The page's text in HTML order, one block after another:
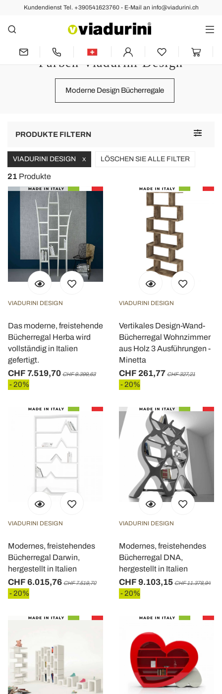
Kundendienst Tel. +390541623760 - E-Mail an info@viadurini.ch
Bücherregale, und Kinder
Bücherregale mit anpassbaren
Farben Viadurini Design
Moderne Design Bücherregale
Toggle
PRODUKTE FILTERN
VIADURINI DESIGN X LÖSCHEN SIE ALLE FILTER
21 Produkte
VIADURINI DESIGN
Das moderne, freistehende
Bücherregal Herba wird
vollständig in Italien
gefertigt.
CHF 7.519,70 CHF 9.399,63
- 20%
VIADURINI DESIGN
Vertikales Design-Wand-
Bücherregal Wohnzimmer
aus Holz 3 Ausführungen -
Minetta
CHF 261,77 CHF 327,21
- 20%
VIADURINI DESIGN
Modernes, freistehendes
Bücherregal Darwin,
hergestellt in Italien
CHF 6.015,76 CHF 7.519,70
- 20%
VIADURINI DESIGN
Modernes, freistehendes
Bücherregal DNA,
hergestellt in Italien
CHF 9.103,15 CHF 11.378,94
- 20%